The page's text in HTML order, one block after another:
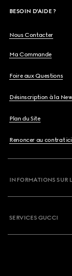
BESOIN D'AIDE ?
Nous Contacter
Ma Commande
Foire aux Questions
Désinscription à la
Plan du Site
Renoncer au contrat ici
INFORMATIONS SUR
SERVICES GUCCI